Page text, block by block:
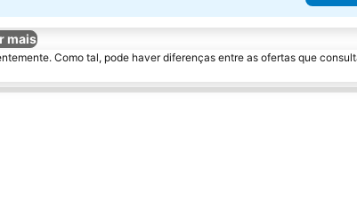
mais
Como tal, pode haver diferenças entre as ofertas que